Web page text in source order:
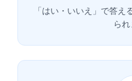
「はい・いいえ」で答え
られ